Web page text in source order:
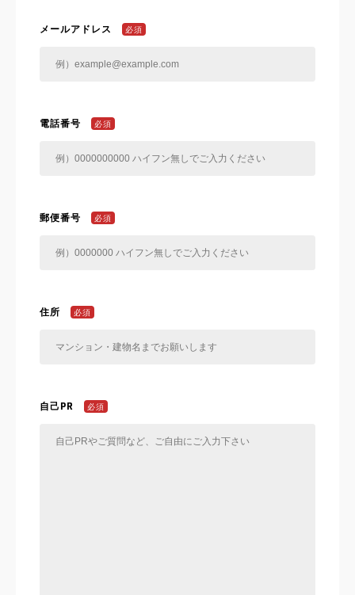
メールアドレス 必須
電話番号 必須
郵便番号 必須
住所 必須
自己PR 必須